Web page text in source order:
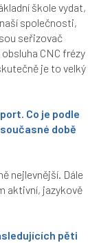
škole vydat,
společnosti,
seřizovač
CNC frézy
je to velký
Co je podle
době
nejlevnější. Dále
aktivní, jazykově
pěti